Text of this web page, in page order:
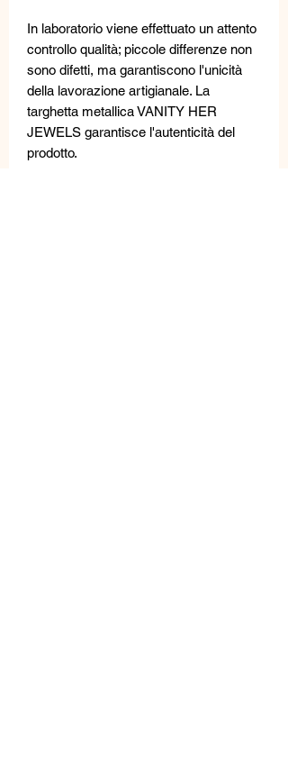
In laboratorio viene effettuato un attento
controllo qualità; piccole differenze non
sono difetti, ma garantiscono l'unicità
della lavorazione artigianale. La
targhetta metallica VANITY HER
JEWELS garantisce l'autenticità del
prodotto.